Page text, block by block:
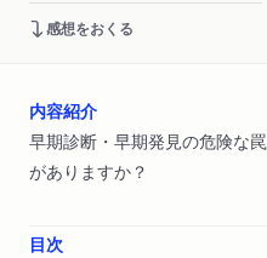
感想をおくる
内容紹介
早期診断・早期発見の危険な
がありますか？
目次